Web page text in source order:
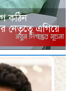
কঠিন
নেতৃত্বে এগিয়ে